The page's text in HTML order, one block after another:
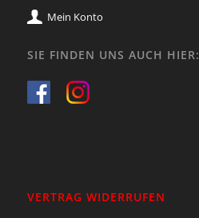
Mein Konto
SIE FINDEN UNS AUCH HIER:
VERTRAG WIDERRUFEN